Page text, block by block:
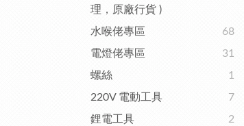
理，原廠行貨 )
水喉佬專區
68
電燈佬專區
31
螺絲
1
220V 電動工具
7
鋰電工具
2